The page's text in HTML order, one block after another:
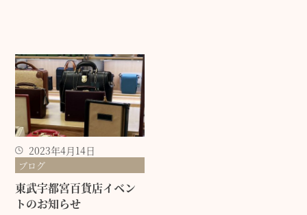
2023年4月14日
ブログ
東武宇都宮百貨店イベン
トのお知らせ